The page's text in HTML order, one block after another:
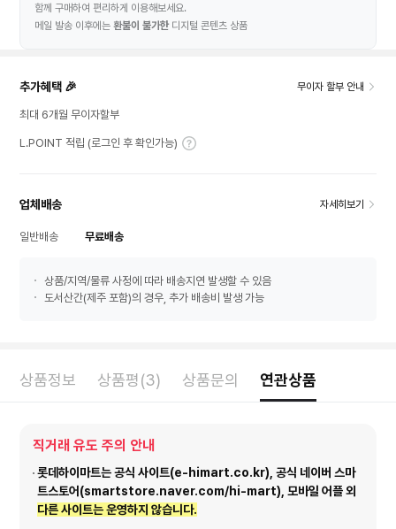
함께 구매하여 편리하게 이용해보세요.
메일 발송 이후에는 환불이 불가한디지털 콘텐츠 상품
추가혜택 🎉 무이자 할부 안내
최대 6개월 무이자할부
L.POINT 적립 (로그인 후 확인가능)
업체배송 자세히보기
일반배송 무료배송
상품/지역/물류 사정에 따라 배송지연 발생할 수 있음
도서산간(제주 포함)의 경우, 추가 배송비 발생 가능
상품정보 상품평(3) 상품문의 연관상품
직거래 유도 주의 안내
롯데하이마트는 공식 사이트(e-himart.co.kr), 공식 네이버 스마
트스토어(smartstore.naver.com/hi-mart), 모바일 어플 외
다른 사이트는 운영하지 않습니다.